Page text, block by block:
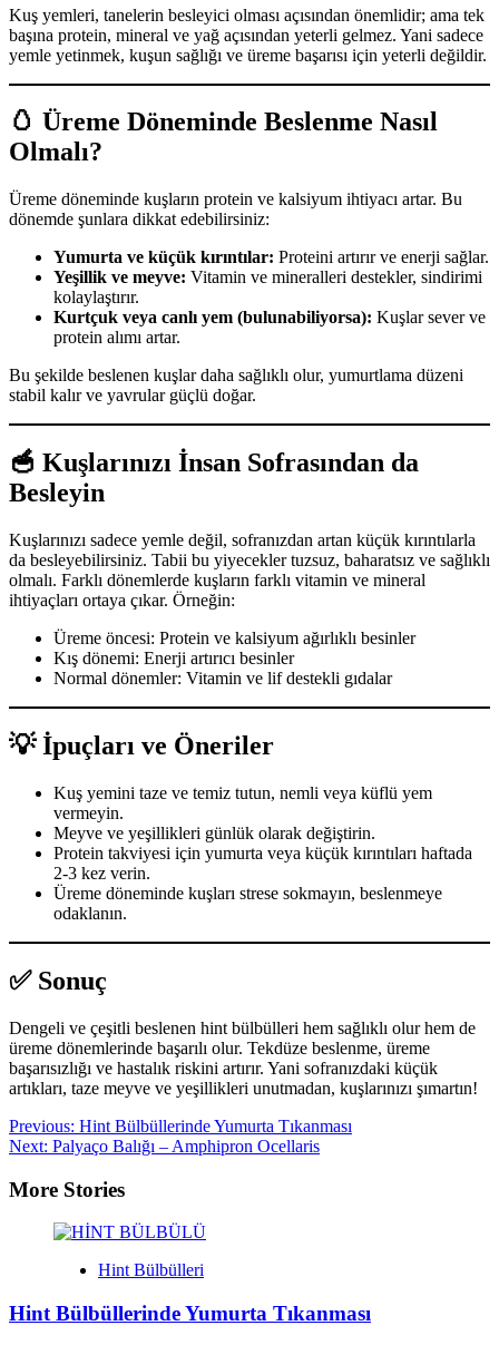
Kuş yemleri, tanelerin besleyici olması açısından önemlidir; ama tek
başına protein, mineral ve yağ açısından yeterli gelmez. Yani sadece
yemle yetinmek, kuşun sağlığı ve üreme başarısı için yeterli değildir.
🥚 Üreme Döneminde Beslenme Nasıl
Olmalı?
Üreme döneminde kuşların protein ve kalsiyum ihtiyacı artar. Bu
dönemde şunlara dikkat edebilirsiniz:
Yumurta ve küçük kırıntılar: Proteini artırır ve enerji sağlar.
Yeşillik ve meyve: Vitamin ve mineralleri destekler, sindirimi
kolaylaştırır.
Kurtçuk veya canlı yem (bulunabiliyorsa): Kuşlar sever ve
protein alımı artar.
Bu şekilde beslenen kuşlar daha sağlıklı olur, yumurtlama düzeni
stabil kalır ve yavrular güçlü doğar.
🥣 Kuşlarınızı İnsan Sofrasından da
Besleyin
Kuşlarınızı sadece yemle değil, sofranızdan artan küçük kırıntılarla
da besleyebilirsiniz. Tabii bu yiyecekler tuzsuz, baharatsız ve sağlıklı
olmalı. Farklı dönemlerde kuşların farklı vitamin ve mineral
ihtiyaçları ortaya çıkar. Örneğin:
Üreme öncesi: Protein ve kalsiyum ağırlıklı besinler
Kış dönemi: Enerji artırıcı besinler
Normal dönemler: Vitamin ve lif destekli gıdalar
💡 İpuçları ve Öneriler
Kuş yemini taze ve temiz tutun, nemli veya küflü yem
vermeyin.
Meyve ve yeşillikleri günlük olarak değiştirin.
Protein takviyesi için yumurta veya küçük kırıntıları haftada
2-3 kez verin.
Üreme döneminde kuşları strese sokmayın, beslenmeye
odaklanın.
✅ Sonuç
Dengeli ve çeşitli beslenen hint bülbülleri hem sağlıklı olur hem de
üreme dönemlerinde başarılı olur. Tekdüze beslenme, üreme
başarısızlığı ve hastalık riskini artırır. Yani sofranızdaki küçük
artıkları, taze meyve ve yeşillikleri unutmadan, kuşlarınızı şımartın!
Post
navigation
Previous: Hint Bülbüllerinde Yumurta Tıkanması
Next: Palyaço Balığı – Amphipron Ocellaris
More Stories
Hint Bülbülleri
Hint Bülbüllerinde Yumurta Tıkanması